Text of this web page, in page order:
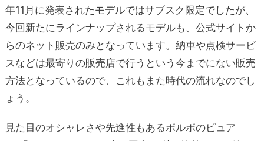
年11月に発表されたモデルではサブスク限定でしたが、
今回新たにラインナップされるモデルも、公式サイトか
らのネット販売のみとなっています。納車や点検サービ
スなどは最寄りの販売店で行うという今までにない販売
方法となっているので、これもまた時代の流れなのでし
ょう。
見た目のオシャレさや先進性もあるボルボのピュア